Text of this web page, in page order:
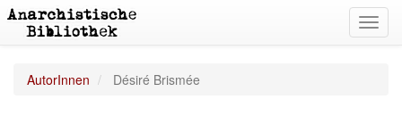
AutorInnen Désiré Brismée